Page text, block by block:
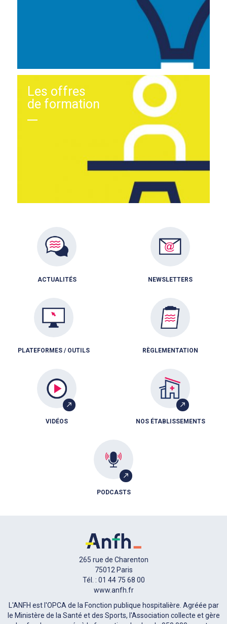
Les offres
de formation
ACTUALITÉS NEWSLETTERS
PLATEFORMES / OUTILS RÈGLEMENTATION
VIDÉOS NOS ÉTABLISSEMENTS
PODCASTS
265 rue de Charenton
75012 Paris
Tél. : 01 44 75 68 00
www.anfh.fr
L'ANFH est l'OPCA de la Fonction publique hospitalière. Agréée par
le Ministère de la Santé et des Sports, l'Association collecte et gère